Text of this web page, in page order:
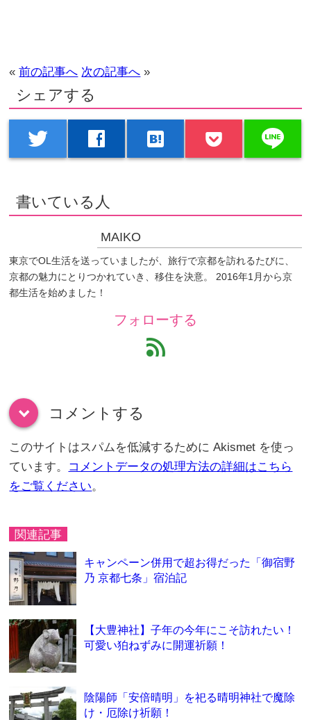
«前の記事へ 次の記事へ »
シェアする
twitter facebook hatenabookmark line
書いている人
MAIKO
東京でOL生活を送っていましたが、旅行で京都を訪れるたびに、
京都の魅力にとりつかれていき、移住を決意。 2016年1月から京
都生活を始めました！
フォローする
feed
down コメントする
このサイトはスパムを低減するために Akismet を使っ
ています。 コメントデータの処理方法の詳細はこちら
をご覧ください。
関連記事
キャンペーン併用で超お得だった「御宿野
乃 京都七条」宿泊記
【大豊神社】子年の今年にこそ訪れたい！
可愛い狛ねずみに開運祈願！
陰陽師「安倍晴明」を祀る晴明神社で魔除
け・厄除け祈願！